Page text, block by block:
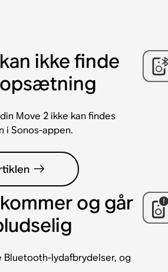
ikke finde
opsætning
Move 2 ikke kan findes
i Sonos-appen.
og går
Bluetooth-lydafbrydelser, og